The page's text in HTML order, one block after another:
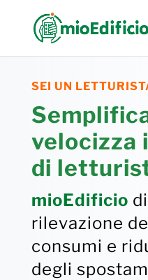
SEI UN
velocizza
di
mioEdificio
rilevazione
consumi e
degli